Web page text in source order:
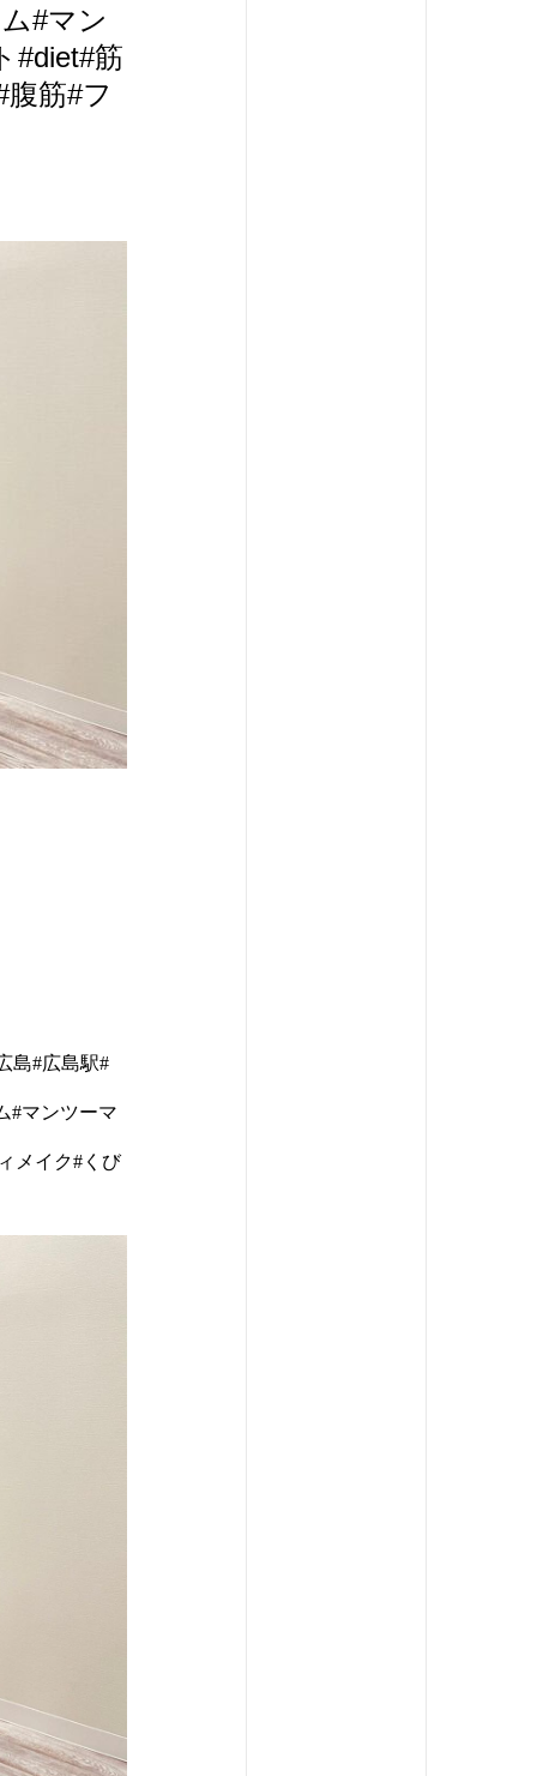
#マン
#diet#筋
筋#フ
島#広島駅#
#マンツーマ
メイク#くび